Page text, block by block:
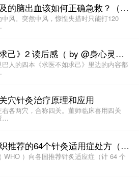
让人措手不及的脑出血该如何正确急救？（by 董洪涛）
风。突然中风，惊惶失措时只能打120
《求医不如求己》2 读后感（ by @身心灵的重建 ）
人的四本《求医不如求己》里边的内容都
穴针灸治疗原理和应用
各两穴，合称四关。董师临床喜用四关
…
世界卫生组织推荐的64个针灸适用症处方（带穴位说明）
WHO ）向各国推荐针炙适应症（计 64 个